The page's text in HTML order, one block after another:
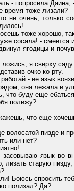
- попросила Даина,
тоже лизали?
очень, только
тоже хорошо,
сосала! - смеется
ягодицы и
я сверху сяду.
очко ко рту.
- ее язык
она лежала и
буду еще
полижу?
что еще
пизде и
или нет?
язык во
старую
Боюсь спросить
полизал? Да?